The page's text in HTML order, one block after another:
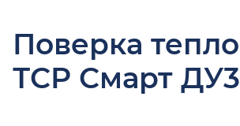
Поверка
ТСР Смарт